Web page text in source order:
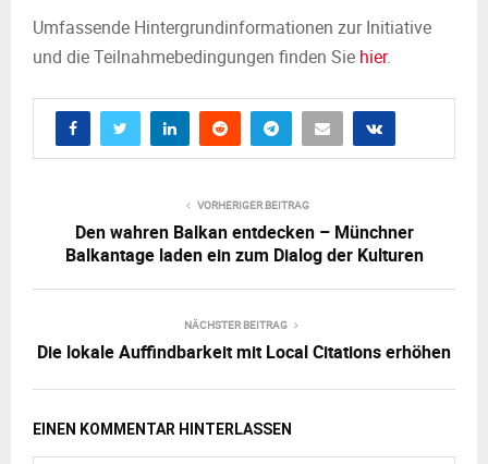
Umfassende Hintergrundinformationen zur Initiative
und die Teilnahmebedingungen finden Sie hier.
VORHERIGER BEITRAG
Den wahren Balkan entdecken – Münchner
Balkantage laden ein zum Dialog der Kulturen
NÄCHSTER BEITRAG
Die lokale Auffindbarkeit mit Local Citations erhöhen
EINEN KOMMENTAR HINTERLASSEN